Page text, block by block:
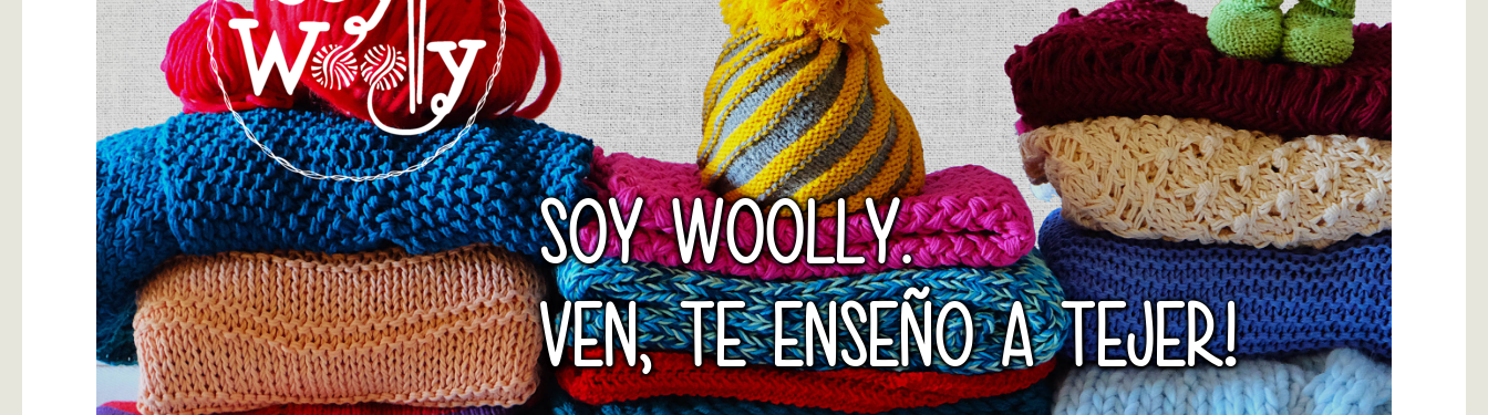
SOY WOOLLY.
VEN, TE ENSEÑO A TEJER!